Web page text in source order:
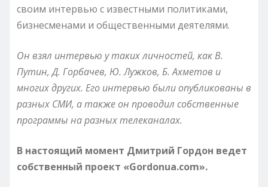
своим интервью с известными политиками,
бизнесменами и общественными деятелями.
Он взял интервью у таких личностей, как В.
Путин, Д. Горбачев, Ю. Лужков, Б. Ахметов и
многих других. Его интервью были опубликованы в
разных СМИ, а также он проводил собственные
программы на разных телеканалах.
В настоящий момент Дмитрий Гордон ведет
собственный проект «Gordonua.com».